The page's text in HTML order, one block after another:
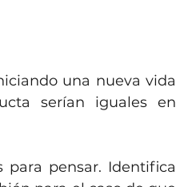
una nueva vida
serían iguales en
pensar. Identifica